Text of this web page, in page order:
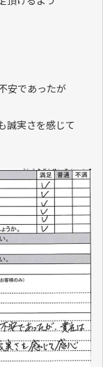
安であったが
誠実さを感じて